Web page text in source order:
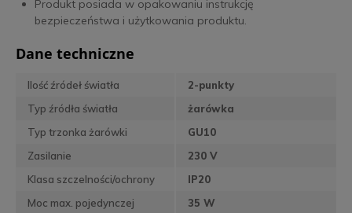
Produkt posiada w opakowaniu instrukcję
bezpieczeństwa i użytkowania produktu.
Dane techniczne
Ilość źródeł światła
2-punkty
Typ źródła światła
żarówka
Typ trzonka żarówki
GU10
Zasilanie
230 V
Klasa szczelności/ochrony
IP20
Moc max. pojedynczej
35 W